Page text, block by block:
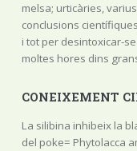
melsa; urticàries,
conclusions
i tot per desintoxicar-
moltes hores dins
CONEIXEMENT
La silibina inhibeix la
del poke= Phytolacca